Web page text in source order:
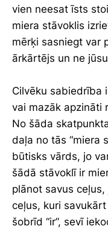
vien neesat īsts
miera stāvoklis
mērķi sasniegt var
ārkārtējs un ne
Cilvēku sabiedrība
vai mazāk apzināti
No šāda
daļa no tās “miera
būtisks vārds, jo
šādā stāvoklī ir
plānot savus
ceļus, kuri
šobrīd “ir”, sevī